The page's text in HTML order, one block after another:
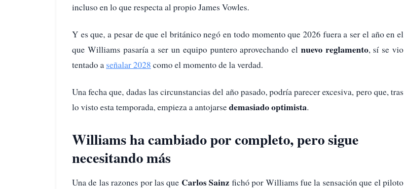
incluso en lo que respecta al propio James Vowles.
Y es que, a pesar de que el británico negó en todo momento que 2026 fuera a ser el año en el
que Williams pasaría a ser un equipo puntero aprovechando el nuevo reglamento, sí se vio
tentado a señalar 2028 como el momento de la verdad.
Una fecha que, dadas las circunstancias del año pasado, podría parecer excesiva, pero que, tras
lo visto esta temporada, empieza a antojarsedemasiado optimista.
Williams ha cambiado por completo, pero sigue
necesitando más
Una de las razones por las que Carlos Sainz fichó por Williams fue la sensación que el piloto